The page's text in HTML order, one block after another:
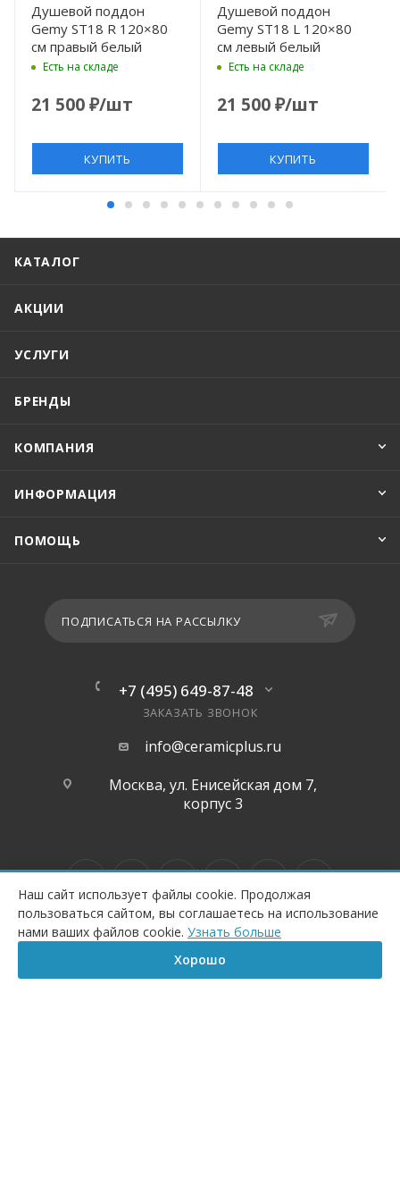
ПОД ЗАКАЗ
Душевой поддон
Gemy ST18 R 120×80
см правый белый
Есть на складе
21 500₽/шт
КУПИТЬ
Душевой поддон
Gemy ST18 L 120×80
см левый белый
Есть на складе
21 500₽/шт
КУПИТЬ
КАТАЛОГ
АКЦИИ
УСЛУГИ
БРЕНДЫ
КОМПАНИЯ
ИНФОРМАЦИЯ
ПОМОЩЬ
ПОДПИСАТЬСЯ НА РАССЫЛКУ
+7 (495) 649-87-48
ЗАКАЗАТЬ ЗВОНОК
info@ceramicplus.ru
Москва, ул. Енисейская дом 7,
корпус 3
Все торговые марки каталога принадлежат их владельцам. Копирование
составляющих частей сайта в какой бы то ни было форме без разрешения владельца
авторских прав запрещено.
Данный интернет-магазин носит исключительно информационный характер и ни
Наш сайт использует файлы cookie. Продолжая
пользоваться сайтом, вы соглашаетесь на использование
нами ваших файлов cookie. Узнать больше
Хорошо
Главная Корзина Сравнение Каталог Контакты